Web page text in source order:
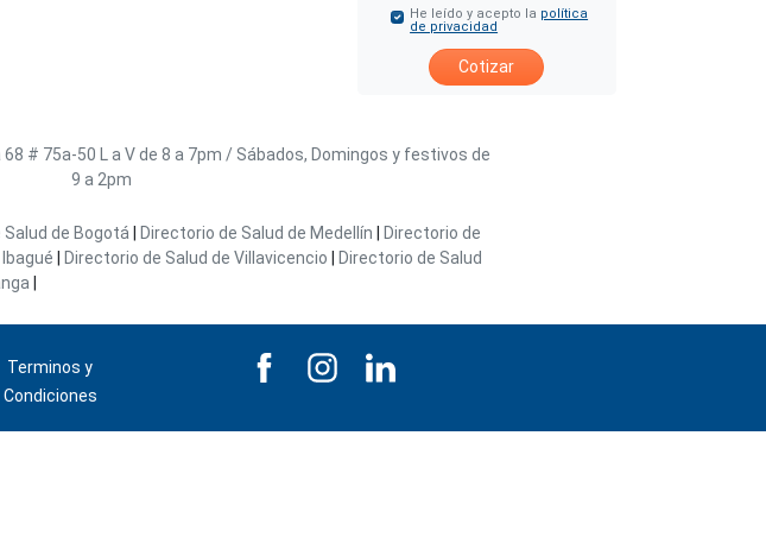
He leído y acepto la política
de privacidad
Cotizar
68 # 75a-50
L a V de 8 a 7pm / Sábados, Domingos y festivos de
9 a 2pm
Salud de Bogotá Directorio de Salud de Medellín
Directorio de
Directorio de Salud de Villavicencio
Directorio de Salud
Terminos y
Condiciones